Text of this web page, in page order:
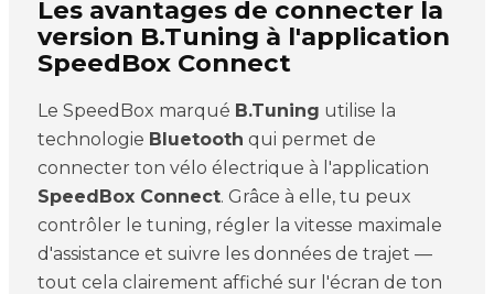
Les avantages de connecter la
version B.Tuning à l'application
SpeedBox Connect
Le SpeedBox marqué B.Tuning utilise la
technologie Bluetooth qui permet de
connecter ton vélo électrique à l'application
SpeedBox Connect. Grâce à elle, tu peux
contrôler le tuning, régler la vitesse maximale
d'assistance et suivre les données de trajet —
tout cela clairement affiché sur l'écran de ton